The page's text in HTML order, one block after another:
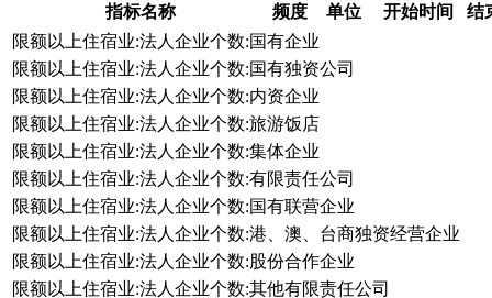
指标名称 频度 单位 开始时间
结
限额以上住宿业:法人企业个数:国有企业
限额以上住宿业:法人企业个数:国有独资公司
限额以上住宿业:法人企业个数:内资企业
限额以上住宿业:法人企业个数:旅游饭店
限额以上住宿业:法人企业个数:集体企业
限额以上住宿业:法人企业个数:有限责任公司
限额以上住宿业:法人企业个数:国有联营企业
限额以上住宿业:法人企业个数:港、澳、台商独资经营企业
限额以上住宿业:法人企业个数:股份合作企业
限额以上住宿业:法人企业个数:其他有限责任公司